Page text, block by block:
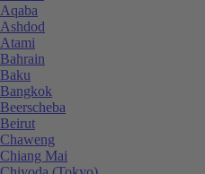
Aqaba
Ashdod
Atami
Bahrain
Baku
Bangkok
Beerscheba
Beirut
Chaweng
Chiang Mai